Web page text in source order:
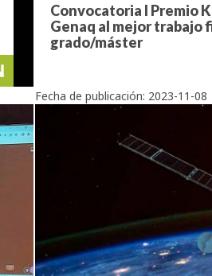
Convocatoria I Premio
Genaq al mejor trabajo
grado/máster
Fecha de publicación: 2023-11-08